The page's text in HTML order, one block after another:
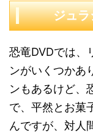
ジュラ
恐竜DVDでは、
ンがいくつかあ
ンもあるけど、
で、平然とお菓
んですが、対人